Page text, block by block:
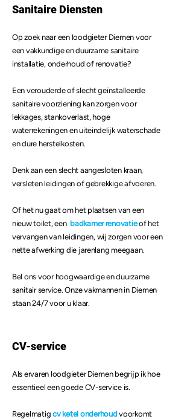
Sanitaire Diensten
Op zoek naar een loodgieter Diemen voor
een vakkundige en duurzame sanitaire
installatie, onderhoud of renovatie?
Een verouderde of slecht geïnstalleerde
sanitaire voorziening kan zorgen voor
lekkages, stankoverlast, hoge
waterrekeningen en uiteindelijk waterschade
en dure herstelkosten.
Denk aan een slecht aangesloten kraan,
versleten leidingen of gebrekkige afvoeren.
Of het nu gaat om het plaatsen van een
nieuw toilet, een badkamer renovatieof het
vervangen van leidingen, wij zorgen voor een
nette afwerking die jarenlang meegaan.
Bel ons voor hoogwaardige en duurzame
sanitair service.Onze vakmannen in Diemen
staan 24/7 voor u klaar.
CV-service
Als ervaren loodgieter Diemen begrijp ik hoe
essentieel een goede CV-service is.
Regelmatigcv ketel onderhoud voorkomt